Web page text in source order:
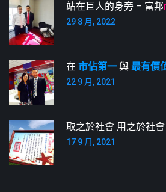
站在巨人的身旁 – 富邦
29 8 月, 2022
在 市佔第一 與 最有價
22 9 月, 2021
取之於社會 用之於社會
17 9 月, 2021